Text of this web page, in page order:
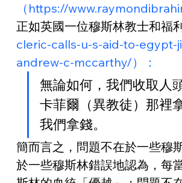
（https://
正如英國一位穆斯林教士和福
cleric-calls-u-s-aid-to-egypt-
andrew-c-mccarthy/）：
無論如何，我們收取人
卡菲爾（異教徒）那裡
我們拿錢。
簡而言之，問題不在於一些穆
於一些穆斯林錯誤地認為，每